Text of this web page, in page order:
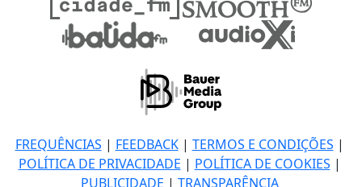
FREQUÊNCIAS | FEEDBACK| TERMOS E CONDIÇÕES |
POLÍTICA DE PRIVACIDADE | POLÍTICA DE COOKIES |
PUBLICIDADE | TRANSPARÊNCIA